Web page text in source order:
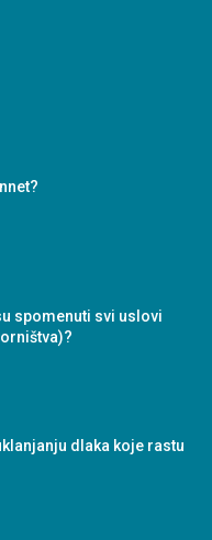
spomenuti svi uslovi
dlaka koje rastu